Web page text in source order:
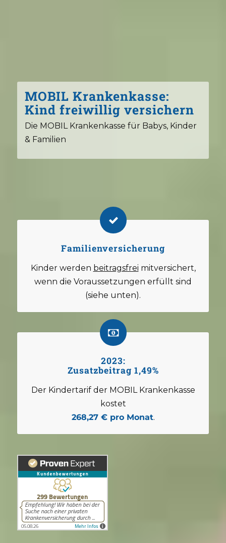
MOBIL Krankenkasse:
Kind freiwillig versichern
Die MOBIL Krankenkasse für Babys, Kinder
& Familien
Familienversicherung
Kinder werden beitragsfrei mitversichert,
wenn die Voraussetzungen erfüllt sind
(siehe unten).
2023:
Zusatzbeitrag 1,49%
Der Kindertarif der MOBIL Krankenkasse
kostet
268,27 € pro Monat.